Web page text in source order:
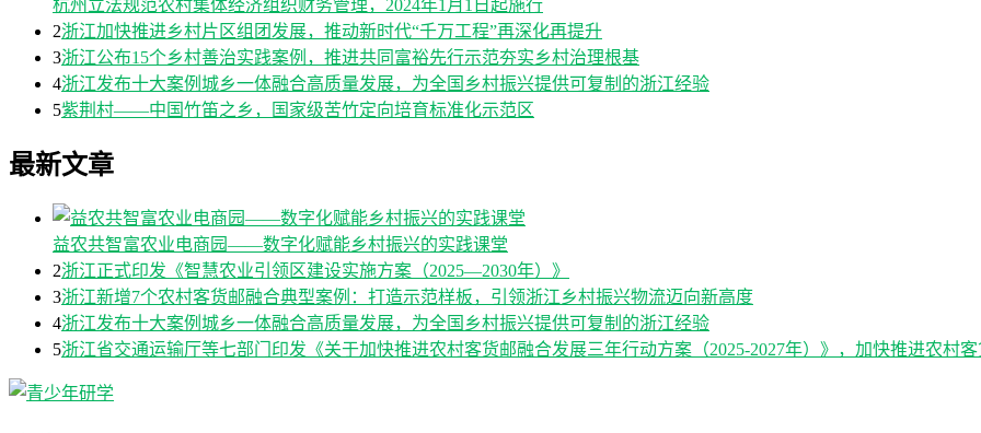
杭州立法规范农村集体经济组织财务管理，2024年1月1日起施行
2浙江加快推进乡村片区组团发展，推动新时代“千万工程”再深化再提升
3浙江公布15个乡村善治实践案例，推进共同富裕先行示范夯实乡村治理根基
4浙江发布十大案例城乡一体融合高质量发展，为全国乡村振兴提供可复制的浙江经验
5紫荆村——中国竹笛之乡，国家级苦竹定向培育标准化示范区
最新文章
益农共智富农业电商园——数字化赋能乡村振兴的实践课堂
2浙江正式印发《智慧农业引领区建设实施方案（2025—2030年）》
3浙江新增7个农村客货邮融合典型案例：打造示范样板，引领浙江乡村振兴物流迈向新高度
4浙江发布十大案例城乡一体融合高质量发展，为全国乡村振兴提供可复制的浙江经验
5浙江省交通运输厅等七部门印发《关于加快推进农村客货邮融合发展三年行动方案（2025-2027年）》，加快推进农村